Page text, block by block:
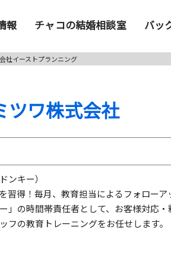
報 チャコの結婚相談室 バッ
社イーストプランニング
ツワ株式会社
キー）
習得！毎月、教育担当によるフォロー
」の時間帯責任者として、お客様対応
の教育トレーニングをお任せします。